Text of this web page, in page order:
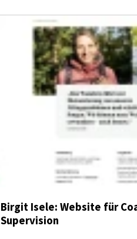
Birgit Isele: Website für
Supervision